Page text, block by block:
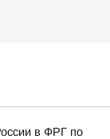
в ФРГ по